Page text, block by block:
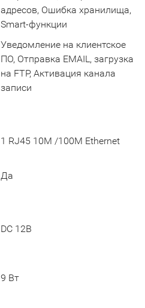
адресов, Ошибка хранилища,
Smart-функции
Уведомление на клиентское
ПО, Отправка EMAIL, загрузка
на FTP, Активация канала
записи
1 RJ45 10M /100M Ethernet
Да
DC 12В
9 Вт